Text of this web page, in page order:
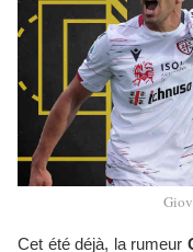
Cet été déjà, la rumeur